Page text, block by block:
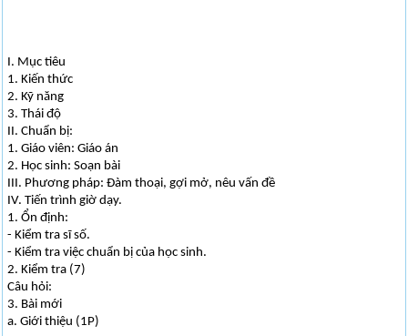
I. Mục tiêu
1. Kiến thức
2. Kỹ năng
3. Thái độ
II. Chuẩn bị:
1. Giáo viên: Giáo án
2. Học sinh: Soạn bài
III. Phương pháp: Đàm thoại, gợi mở, nêu vấn đề
IV. Tiến trình giờ dạy.
1. Ổn định:
- Kiểm tra sĩ số.
- Kiểm tra việc chuẩn bị của học sinh.
2. Kiểm tra (7)
Câu hỏi:
3. Bài mới
a. Giới thiệu (1P)